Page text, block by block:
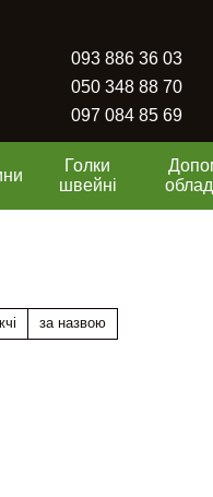
093 886 36 03
050 348 88 70
097 084 85 69
Голки
швейні
за назвою